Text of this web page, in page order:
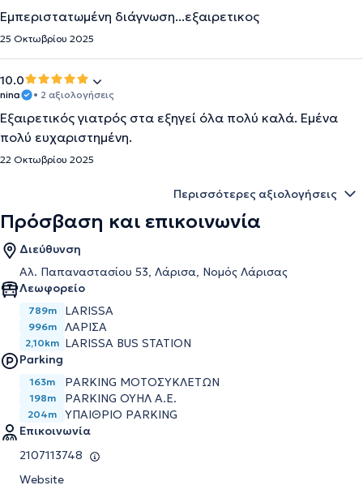
Εμπεριστατωμένη διάγνωση...εξαιρετικος
25 Οκτωβρίου 2025
10.0
nina • 2 αξιολογήσεις
Εξαιρετικός γιατρός στα εξηγεί όλα πολύ καλά. Εμένα
πολύ ευχαριστημένη.
22 Οκτωβρίου 2025
Περισσότερες αξιολογήσεις
Πρόσβαση και επικοινωνία
Διεύθυνση
Αλ. Παπαναστασίου 53, Λάρισα, Νομός Λάρισας
Λεωφορείο
789m LARISSA
996m ΛΑΡΙΣΑ
2,10km LARISSA BUS STATION
Parking
163m PARKING ΜΟΤΟΣΥΚΛΕΤΩΝ
198m PARKING ΟΥΗΛ Α.Ε.
204m
ΥΠΑΙΘΡΙΟ PARKING
Επικοινωνία
2107113748
Website